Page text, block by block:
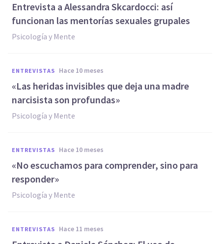
Entrevista a Alessandra Skcardocci: así
funcionan las mentorías sexuales grupales
Psicología y Mente
ENTREVISTAS hace 10 meses
«Las heridas invisibles que deja una madre
narcisista son profundas»
Psicología y Mente
ENTREVISTAS hace 10 meses
«No escuchamos para comprender, sino para
responder»
Psicología y Mente
ENTREVISTAS hace 11 meses